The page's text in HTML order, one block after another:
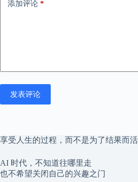
添加评论 *
发表评论
享受人生的过程，而不是为了结果而
AI 时代，不知道往哪里走
也不希望关闭自己的兴趣之门